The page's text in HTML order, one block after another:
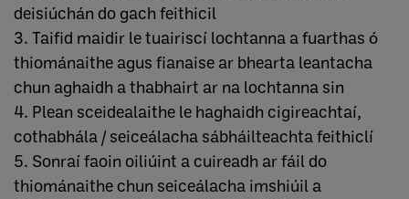
deisiúchán do gach feithicil
3. Taifid maidir le tuairiscí lochtanna a fuarthas ó
thiománaithe agus fianaise ar bhearta leantacha
chun aghaidh a thabhairt ar na lochtanna sin
4. Plean sceidealaithe le haghaidh cigireachtaí,
cothabhála / seiceálacha sábháilteachta feithiclí
5. Sonraí faoin oiliúint a cuireadh ar fáil do
thiománaithe chun seiceálacha imshiúil a